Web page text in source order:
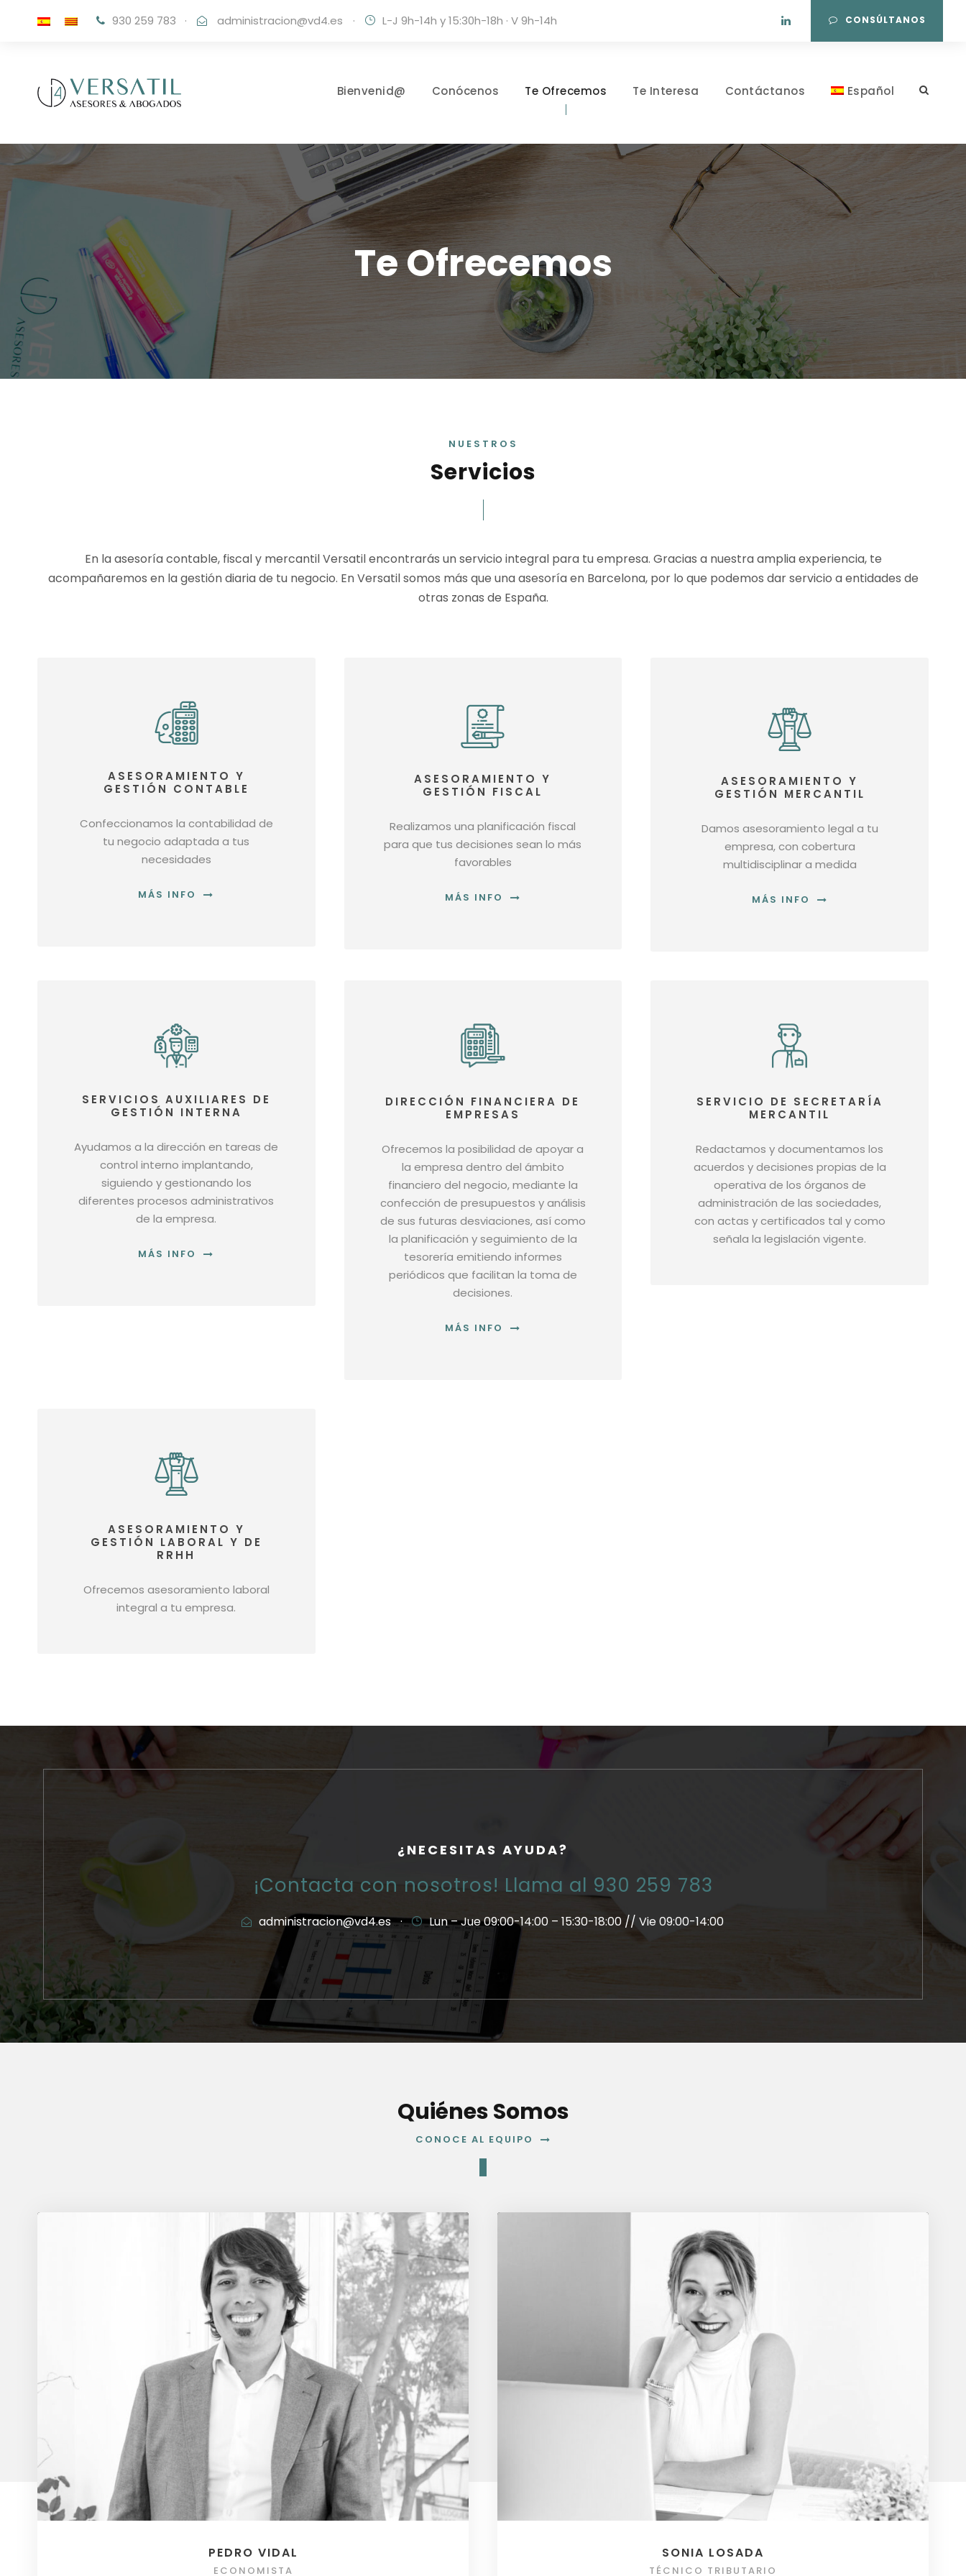
930 259 783 · administracion@vd4.es · L-J 9h-14h y 15:30h-18h · V 9h-14h CONSÚLTANOS
Bienvenid@ Conócenos Te Ofrecemos Te Interesa Contáctanos Español
Te Ofrecemos
NUESTROS
Servicios
En la asesoría contable, fiscal y mercantil Versatil encontrarás un servicio integral para tu empresa. Gracias a nuestra amplia experiencia, te
acompañaremos en la gestión diaria de tu negocio. En Versatil somos más que una asesoría en Barcelona, por lo que podemos dar servicio a entidades de
otras zonas de España.
ASESORAMIENTO Y
GESTIÓN CONTABLE
Confeccionamos la contabilidad de
tu negocio adaptada a tus
necesidades
MÁS INFO
ASESORAMIENTO Y
GESTIÓN FISCAL
Realizamos una planificación fiscal
para que tus decisiones sean lo más
favorables
MÁS INFO
ASESORAMIENTO Y
GESTIÓN MERCANTIL
Damos asesoramiento legal a tu
empresa, con cobertura
multidisciplinar a medida
MÁS INFO
SERVICIOS AUXILIARES DE
GESTIÓN INTERNA
Ayudamos a la dirección en tareas de
control interno implantando,
siguiendo y gestionando los
diferentes procesos administrativos
de la empresa.
MÁS INFO
DIRECCIÓN FINANCIERA DE
EMPRESAS
Ofrecemos la posibilidad de apoyar a
la empresa dentro del ámbito
financiero del negocio, mediante la
confección de presupuestos y análisis
de sus futuras desviaciones, así como
la planificación y seguimiento de la
tesorería emitiendo informes
periódicos que facilitan la toma de
decisiones.
MÁS INFO
SERVICIO DE SECRETARÍA
MERCANTIL
Redactamos y documentamos los
acuerdos y decisiones propias de la
operativa de los órganos de
administración de las sociedades,
con actas y certificados tal y como
señala la legislación vigente.
ASESORAMIENTO Y
GESTIÓN LABORAL Y DE
RRHH
Ofrecemos asesoramiento laboral
integral a tu empresa.
¿NECESITAS AYUDA?
¡Contacta con nosotros! Llama al 930 259 783
administracion@vd4.es · Lun – Jue 09:00-14:00 – 15:30-18:00 // Vie 09:00-14:00
Quiénes Somos
CONOCE AL EQUIPO
PEDRO VIDAL
ECONOMISTA
SONIA LOSADA
TÉCNICO TRIBUTARIO